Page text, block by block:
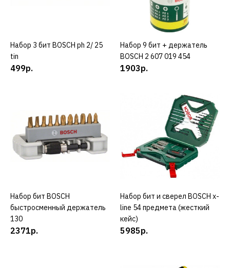
ДОБАВИТЬ К СРАВНЕНИЮ
ДОБАВИТЬ В ПОЖЕЛАНИЯ
DEWALT
Водосборник DEWALT d
215852
КУПИТЬ
ДОБАВИТЬ К СРАВНЕНИЮ
ДОБАВИТЬ В ПОЖЕЛАНИЯ
HELLER
Набор 19 белых сверл
металл HELLER hss super-
pro
КУПИТЬ
Набор 3 бит BOSCH ph 2/ 25
tin
499р.
КУПИТЬ
Набор 9 бит + держатель
BOSCH 2 607 019 454
1903р.
КУПИТЬ
Набор бит BOSCH
быстросменный держатель
130
2371р.
КУПИТЬ
Набор бит и сверел BOSCH x-
line 54 предмета (жесткий
кейс)
5985р.